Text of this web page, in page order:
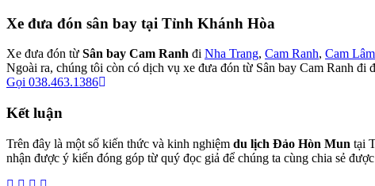
Xe đưa đón sân bay tại Tỉnh Khánh Hòa
Xe đưa đón từ Sân bay Cam Ranh đi Nha Trang, Cam Ranh, Cam Lâm
Ngoài ra, chúng tôi còn có dịch vụ xe đưa đón từ Sân bay Cam Ranh đi
Gọi 038.463.1386
Kết luận
Trên đây là một số kiến thức và kinh nghiệm du lịch Đảo Hòn Mun tại
nhận được ý kiến đóng góp từ quý đọc giả để chúng ta cùng chia sẻ